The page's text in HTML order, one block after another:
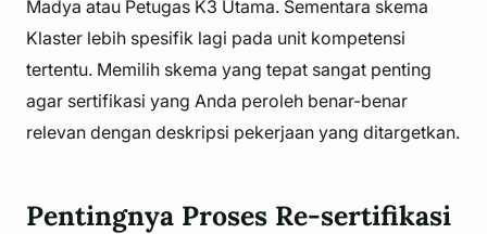
Madya atau Petugas K3 Utama. Sementara skema
Klaster lebih spesifik lagi pada unit kompetensi
tertentu. Memilih skema yang tepat sangat penting
agar sertifikasi yang Anda peroleh benar-benar
relevan dengan deskripsi pekerjaan yang ditargetkan.
Pentingnya Proses Re-sertifikasi